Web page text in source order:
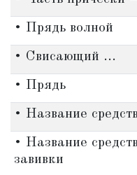
• Прядь волной
• Свисающий ...
• Прядь
• Название
• Название
завивки